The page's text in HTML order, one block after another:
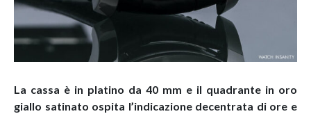
La cassa è in platino da 40 mm e il quadrante in oro
giallo satinato ospita l’indicazione decentrata di ore e